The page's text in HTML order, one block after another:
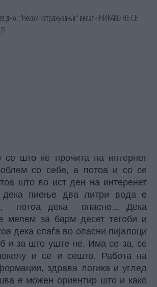
се што ќе прочита на интернет
со себе, а потоа и со се
што во ист ден на интеренет
дека пиење два литри вода е
потоа дека опасно... Дека
мелем за барм десет тегоби и
дека спаѓа во опасни пијалоци
и за што уште не. Има се за, се
и се и сешто. Работа на
здрава логика и углед
е можен ориентир што и како